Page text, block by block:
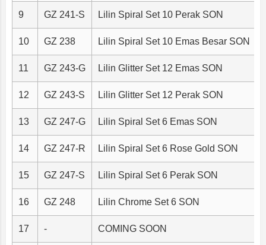
9 GZ 241-S Lilin Spiral Set 10 Perak SON
10 GZ 238 Lilin Spiral Set 10 Emas Besar SON
11 GZ 243-G Lilin Glitter Set 12 Emas SON
12 GZ 243-S Lilin Glitter Set 12 Perak SON
13 GZ 247-G Lilin Spiral Set 6 Emas SON
14 GZ 247-R Lilin Spiral Set 6 Rose Gold SON
15 GZ 247-S Lilin Spiral Set 6 Perak SON
16 GZ 248 Lilin Chrome Set 6 SON
17 - COMING SOON